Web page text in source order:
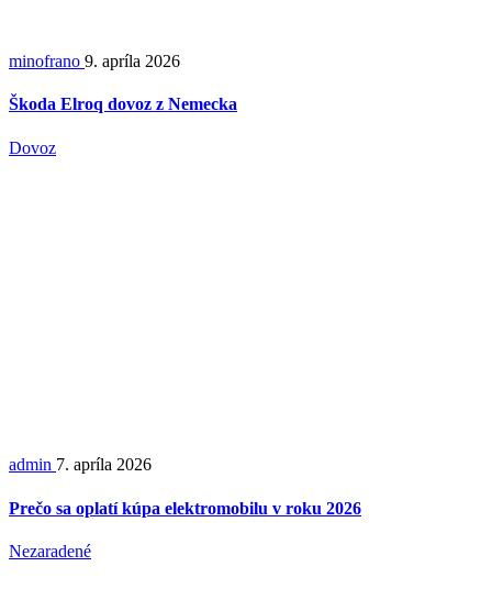
minofrano 9. apríla 2026
Škoda Elroq dovoz z Nemecka
Dovoz
admin 7. apríla 2026
Prečo sa oplatí kúpa elektromobilu v roku 2026
Nezaradené